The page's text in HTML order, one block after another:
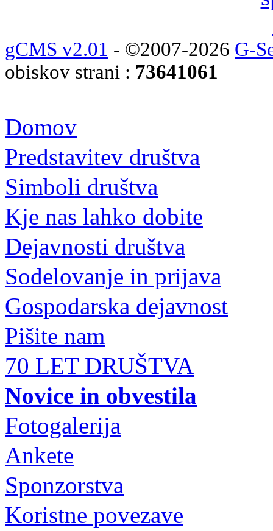
gCMS v2.01 - ©2007-2026 G-
obiskov strani : 73641061
Domov
Predstavitev društva
Simboli društva
Kje nas lahko dobite
Dejavnosti društva
Sodelovanje in prijava
Gospodarska dejavnost
Pišite nam
70 LET DRUŠTVA
Novice in obvestila
Fotogalerija
Ankete
Sponzorstva
Koristne povezave